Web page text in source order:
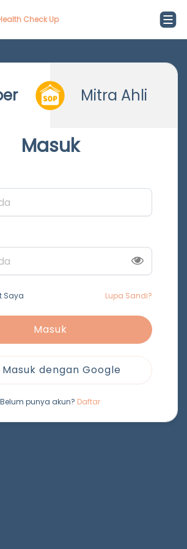
Check Up
Mitra Ahli
Masuk
Saya Lupa Sandi?
Masuk
Masuk dengan Google
Belum punya akun? Daftar